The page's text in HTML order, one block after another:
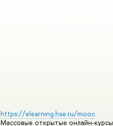
https://elearning.hse.ru/mooc
Массовые открытые онлайн-курсы